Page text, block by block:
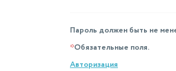
Пароль должен быть не
*Обязательные поля.
Авторизация